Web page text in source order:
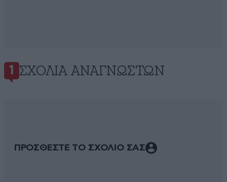
1 ΣΧΌΛΙΑ ΑΝΑΓΝΩΣΤΏΝ
ΠΡΟΣΘΕΣΤΕ ΤΟ ΣΧΟΛΙΟ ΣΑΣ